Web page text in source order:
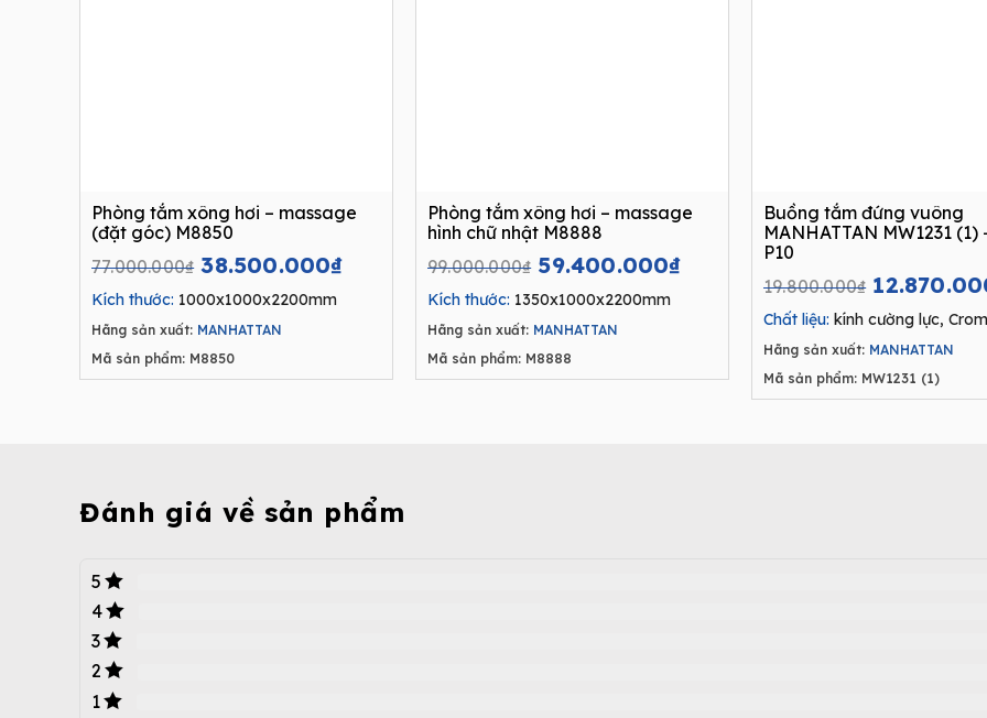
Phòng tắm xông hơi – massage
(đặt góc) M8850
77.000.000₫ Original
price
was:
77.000.000₫.
38.500.000₫Current
38.500.000₫.
Kích thước: 1000x1000x2200mm
Hãng sản xuất: MANHATTAN
Mã sản phẩm: M8850
Phòng tắm xông hơi – massage
hình chữ nhật M8888
99.000.000₫ Original
price
was:
99.000.000₫.
59.400.000₫Current
59.400.000₫.
Kích thước: 1350x1000x2200mm
Hãng sản xuất: MANHATTAN
Mã sản phẩm: M8888
Buồng tắm đứng vuông
MANHATTAN MW1231 (1)
P10
19.800.000₫ Original
price
was:
Chất liệu: kính cường lực,
Hãng sản xuất: MANHATTAN
Mã sản phẩm: MW1231 (1)
Đánh giá về sản phẩm
5
4
3
2
1